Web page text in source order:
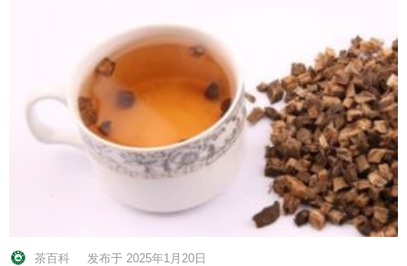
茶百科 发布于 2025年1月20日